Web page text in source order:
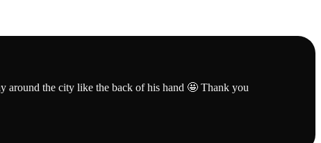
around the city like the back of his hand 🤩 Thank you